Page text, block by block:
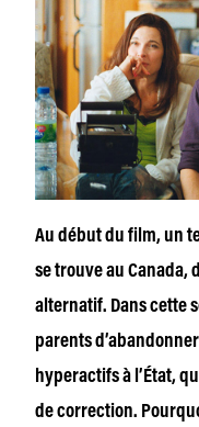
Au début du film, un
se trouve au Canada,
alternatif. Dans cette
parents
hyperactifs à l’État,
de correction.